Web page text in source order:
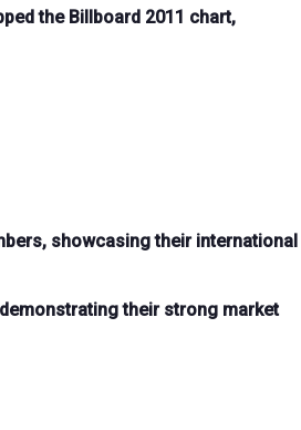
the Billboard 2011 chart,
, showcasing their international
their strong market